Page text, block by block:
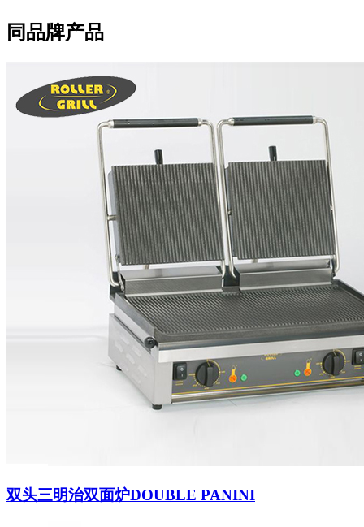
同品牌产品
双头三明治双面炉DOUBLE PANINI